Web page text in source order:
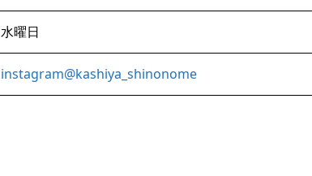
水曜日
instagram@kashiya_shinonome